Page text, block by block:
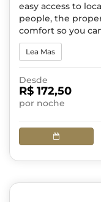
easy access to
people, the
comfort so you
Lea Mas
Desde
R$ 172,50
por noche